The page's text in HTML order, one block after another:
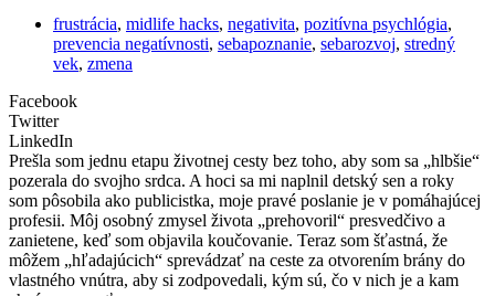
frustrácia, midlife hacks, negativita, pozitívna psychlógia,
prevencia negatívnosti, sebapoznanie, sebarozvoj, stredný
vek, zmena
Facebook
Twitter
LinkedIn
Prešla som jednu etapu životnej cesty bez toho, aby som sa „hlbšie“
pozerala do svojho srdca. A hoci sa mi naplnil detský sen a roky
som pôsobila ako publicistka, moje pravé poslanie je v pomáhajúcej
profesii. Môj osobný zmysel života „prehovoril“ presvedčivo a
zanietene, keď som objavila koučovanie. Teraz som šťastná, že
môžem „hľadajúcich“ sprevádzať na ceste za otvorením brány do
vlastného vnútra, aby si zodpovedali, kým sú, čo v nich je a kam